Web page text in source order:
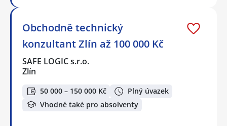
Obchodně technický
konzultant Zlín až 100 000 Kč
SAFE LOGIC s.r.o.
Zlín
50 000 – 150 000 Kč
Plný úvazek
Vhodné také pro absolventy